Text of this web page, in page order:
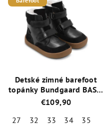
Detské zimné barefoot
topánky Bundgaard BASIL
s TEX membránou a
€109,90
27
32 33 34
35